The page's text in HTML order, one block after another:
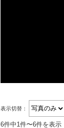
表示切替：
6件中1件〜6件を表示